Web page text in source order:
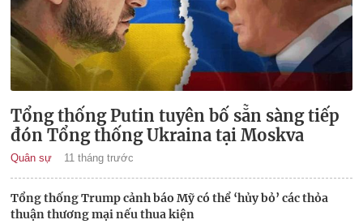
Tổng thống Putin tuyên bố sẵn sàng tiếp
đón Tổng thống Ukraina tại Moskva
Quân sự 11 tháng trước
Tổng thống Trump cảnh báo Mỹ có thể ‘hủy bỏ’ các thỏa
thuận thương mại nếu thua kiện